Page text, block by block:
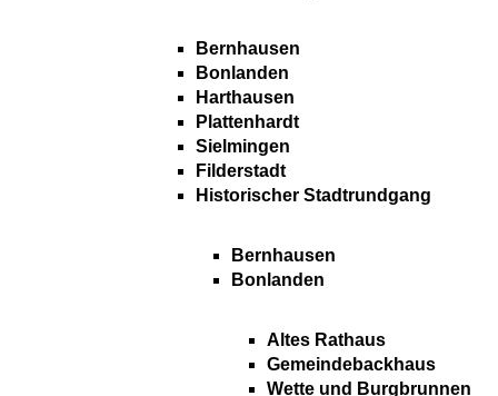
Bernhausen
Bonlanden
Harthausen
Plattenhardt
Sielmingen
Filderstadt
Historischer Stadtrundgang
Bernhausen
Bonlanden
Altes Rathaus
Gemeindebackhaus
Wette und Burgbrunnen